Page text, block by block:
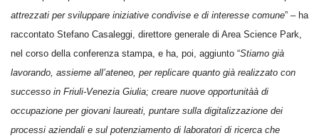
attrezzati per sviluppare iniziative condivise e di interesse comune” – ha
raccontato Stefano Casaleggi, direttore generale di Area Science Park,
nel corso della conferenza stampa, e ha, poi, aggiunto “Stiamo già
lavorando, assieme all’ateneo, per replicare quanto già realizzato con
successo in Friuli-Venezia Giulia; creare nuove opportunitàà di
occupazione per giovani laureati, puntare sulla digitalizzazione dei
processi aziendali e sul potenziamento di laboratori di ricerca che